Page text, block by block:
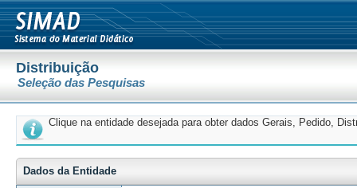
Distribuição
Seleção das Pesquisas
Clique na entidade desejada para obter dados Gerais, Pedido,
Dados da Entidade